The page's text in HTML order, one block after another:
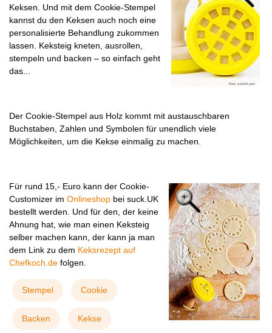
Keksen. Und mit dem Cookie-Stempel
kannst du den Keksen auch noch eine
personalisierte Behandlung zukommen
lassen. Keksteig kneten, ausrollen,
stempeln und backen – so einfach geht
das...
Der Cookie-Stempel aus Holz kommt mit austauschbaren
Buchstaben, Zahlen und Symbolen für unendlich viele
Möglichkeiten, um die Kekse einmalig zu machen.
Für rund 15,- Euro kann der Cookie-
Customizer im Onlineshop bei suck.UK
bestellt werden. Und für den, der keine
Ahnung hat, wie man einen Keksteig
selber machen kann, der kann ja man
dem Link zu dem Keksrezept auf
Chefkoch.de folgen.
Stempel Cookie
Backen Kekse